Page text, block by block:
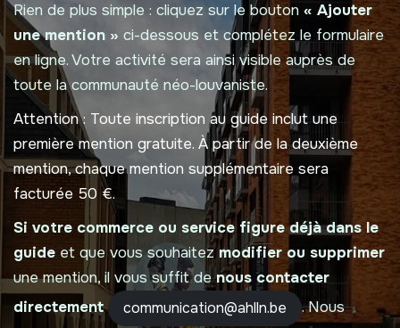
Rien de plus simple : cliquez sur le bouton « Ajouter
une mention » ci-dessous et complétez le formulaire
en ligne. Votre activité sera ainsi visible auprès de
toute la communauté néo-louvaniste.
Attention : Toute inscription au guide inclut une
première mention gratuite. À partir de la deuxième
mention, chaque mention supplémentaire sera
facturée 50 €.
Si votre commerce ou service figure déjà dans le
guide et que vous souhaitezmodifier ou supprimer
une mention, il vous suffit denous contacter
directement
communication@ahlln.be
. Nous